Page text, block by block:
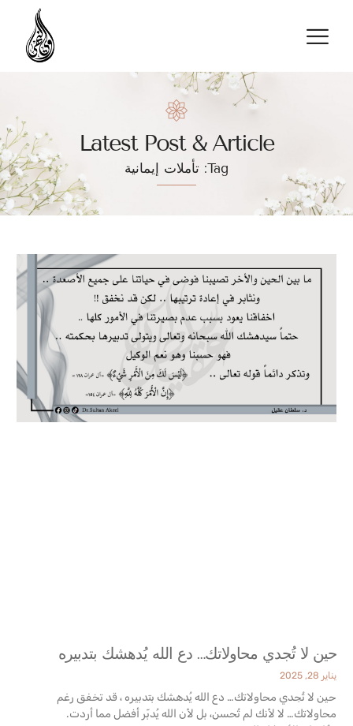
Latest Post & Article
Tag: تأملات إيمانية
حين لا تُجدي محاولاتك… دع الله يُدهشك بتدبيره
يناير 28, 2025
حين لا تُجدي محاولاتك… دع الله يُدهشك بتدبيره ، قد تخفق رغم
محاولاتك… لا لأنك لم تُحسن، بل لأن الله يُدبّر أفضل مما أردت.